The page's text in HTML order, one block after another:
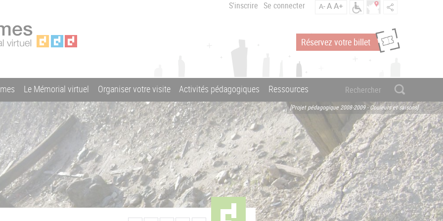
S'inscrire Se connecter A-AA+
Réservez votre billet
Le Mémorial virtuel Organiser votre visite Activités pédagogiques Ressources
[Projet pédagogique 2008-2009 - Couleurs et saisons]